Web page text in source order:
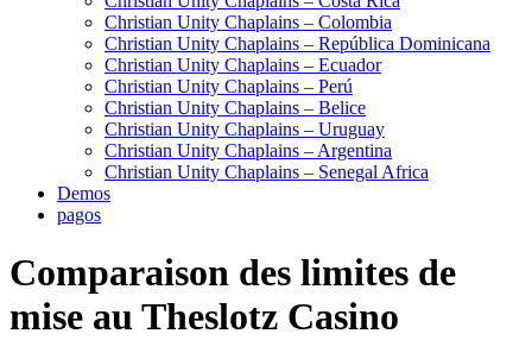
Christian Unity Chaplains – Colombia
Christian Unity Chaplains – República Dominicana
Christian Unity Chaplains – Ecuador
Christian Unity Chaplains – Perú
Christian Unity Chaplains – Belice
Christian Unity Chaplains – Uruguay
Christian Unity Chaplains – Argentina
Christian Unity Chaplains – Senegal Africa
Demos
pagos
Comparaison des limites de
mise au Theslotz Casino